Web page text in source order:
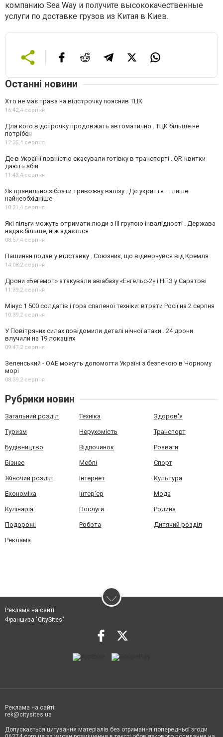
компанию Sea Way и получите высококачественные
услуги по доставке грузов из Китая в Киев.
Останні новини
Хто не має права на відстрочку пояснив ТЦК
16:42,4 серпня
Для кого відстрочку продовжать автоматично . ТЦК більше не
потрібен
12:35,4 серпня
Де в Україні повністю скасували готівку в транспорті . QR-квитки
дають збій
11:43,4 серпня
Як правильно зібрати тривожну валізу . До укриття — лише
найнеобхідніше
10:21,4 серпня
Які пільги можуть отримати люди з III групою інвалідності . Держава
надає більше, ніж здається
08:57,4 серпня
Пашинян подав у відставку . Союзник, що відвернувся від Кремля
14:08,2 серпня
Дрони «Бегемот» атакували авіабазу «Енгельс-2» і НПЗ у Саратові
11:39,2 серпня
Мінус 1 500 солдатів і гора спаленої техніки: втрати Росії на 2 серпня
10:39,2 серпня
У Повітряних силах повідомили деталі нічної атаки . 24 дрони
влучили на 19 локаціях
09:47,2 серпня
Зеленський - ОАЕ можуть допомогти Україні з безпекою в Чорному
морі
08:39,2 серпня
Рубрики новин
Загальний розділ Техніка Здоров'я
Туризм Нерухомість Транспорт
Будівництво Відпочинок Розваги
Бізнес Меблі Спорт
Жіночий розділ Інтернет Культура
Економіка Інтер'єр Мода
Кулінарія Послуги Родина
Подорожі Робота Дитячий розділ
Реклама
Реклама на сайті
Франшиза "CitySites"
Реклама на сайті:
rek@citysites.ua
Допускається цитування матеріалів без отримання попередньої згоди